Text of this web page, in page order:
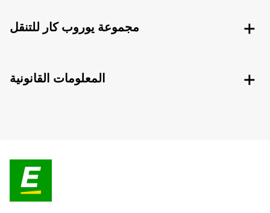
مجموعة يوروب كار للتنقل
المعلومات القانونية